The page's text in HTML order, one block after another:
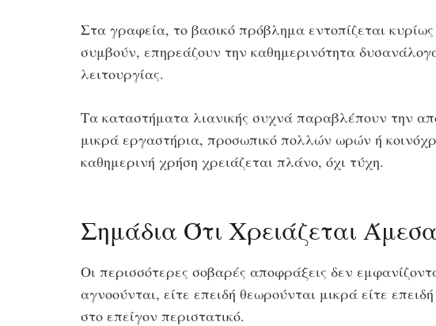
Στα γραφεία, το βασικό πρόβλημα εντοπίζεται
συμβούν, επηρεάζουν την καθημερινότητα
λειτουργίας.
Τα καταστήματα λιανικής συχνά παραβλέπουν την
μικρά εργαστήρια, προσωπικό πολλών ωρών ή
καθημερινή χρήση χρειάζεται πλάνο, όχι τύχη.
Σημάδια Ότι Χρειάζεται
Οι περισσότερες σοβαρές αποφράξεις δεν
αγνοούνται, είτε επειδή θεωρούνται μικρά είτε
στο επείγον περιστατικό.